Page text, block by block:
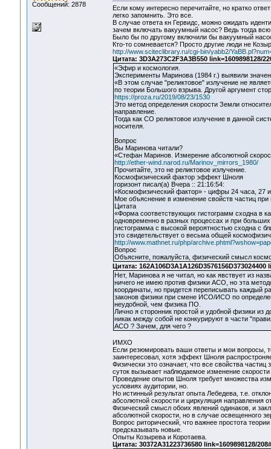
Сообщений: 2878
Если кому интересно перечитайте, но кратко
легко запомнить. Это все.
В случае ответа кн Гервидс, можно ожидать
зачем включать вакуумный насос? Ведь тогда
Было бы по другому включили бы вакуумный
Кто-то сомневается? Просто другие люди не
http://www.sciteclibrary.ru/cgi-bin/yabb2/
Цитата: 3D3A273C2F3A3B550 link=1609898128/
«Эфир и космология.
Эксперименты Маринова (1984 г.) выявили
«В этом случае "реликтовое" излучение не
по теории Большого взрыва. Другой аргумент
https://proza.ru/2019/08/23/1530
Это метод определения скорости Земли
направление.
Тогда как СО реликтовое излучение в данной
носителя.
Вопрос
Вы Маринова читали?
«Стефан Маринов. Измерение абсолютной
http://ether-wind.narod.ru/Marinov_mirrors_1980/
Прочитайте, это не реликтовое излучение.
Космофизический фактор эффект Шноля
горизонт писал(а) Вчера :: 21:16:54:
«Космофизический фактор» - цифры 24 часа, 27
Мое объяснение в изменение свойств частиц
Цитата
«Форма соответствующих гистограмм сходна в
одновременно в разных процессах и при
гистограмма с высокой вероятностью сходна с
это свидетельствует о весьма общей
http://www.mathnet.ru/php/
Вопрос
Объясните, пожалуйста, физический смысл
Цитата: 162A106D3A1A126D3576156D373024400
Нет, Маринова я не читал, но как явствует из
ничего не имею против физики АСО, но эта
координаты, но придется переписывать каждый
законов физики при смене ИСО/ИСО по
неудобной, чем физика ПО.
Лично я сторонник простой и удобной физики
никак между собой не конкурируют в части
АСО ? Зачем, для чего ?
ИМХО
Если резюмировать ваши ответы и мои
заинтересовал, хотя эффект Шноля
Физически это означает, что все свойства
суток вызывает наблюдаемое изменение
Проведение опытов Шноля требует множества
условиях аудитории, но.
Но истинный результат опыта Лебедева, т.е.
абсолютной скорости и циркуляция направления
Физический смысл обоих явлений одинаков, и
абсолютной скорости, но в случае освещенного
Вопрос риторический, что важнее простота
предсказывать новые.
Опыты Козырева и Коротаева.
Цитата: 30372A31223736580 link=1609898128/